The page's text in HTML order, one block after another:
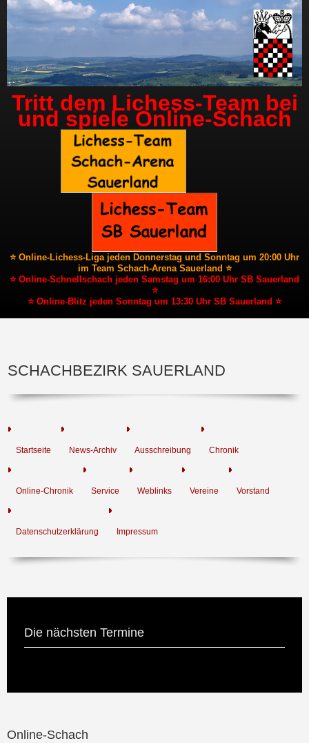
Tritt dem Lichess-Team bei
und spiele Online-Schach
⭐ Online-Lichess-Liga jeden Donnerstag und Sonntag um 20:00 Uhr
im Team Schach-Arena Sauerland ⭐
⭐ Online-Schnellschach jeden Samstag um 16:00 Uhr SB Sauerland
⭐
⭐ Online-Blitz jeden Sonntag um 13:30 Uhr SB Sauerland ⭐
SCHACHBEZIRK SAUERLAND
Startseite News-Archiv Ausschreibung Chronik
Online-Chronik Service Weblinks Vereine Vorstand
Datenschutzerklärung Impressum
Die nächsten Termine
Online-Schach